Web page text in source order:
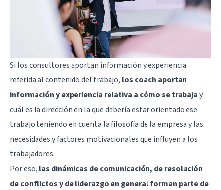
Si los consultores aportan información y experiencia
referida al contenido del trabajo, los coach aportan
información y experiencia relativa a cómo se trabajay
cuál es la dirección en la que debería estar orientado ese
trabajo teniendo en cuenta la filosofía de la empresa y las
necesidades y factores motivacionales que influyen a los
trabajadores.
Por eso, las dinámicas de comunicación, de resolución
de conflictos y de liderazgo en general forman parte de